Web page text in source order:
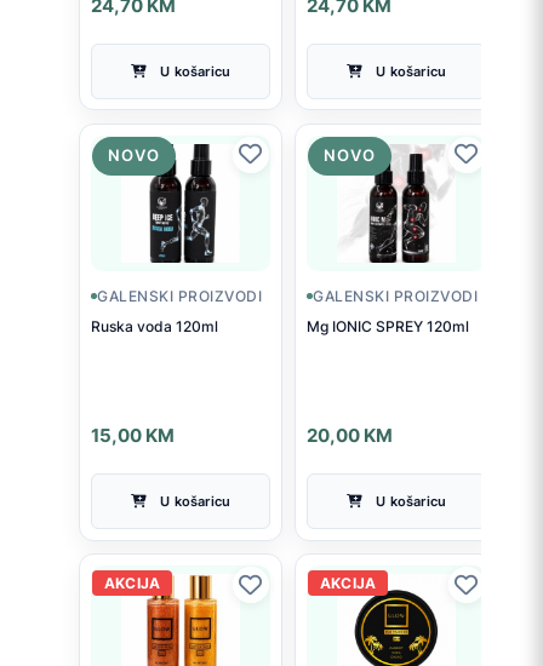
24,70 KM
U košaricu
24,70 KM
U košaricu
NOVO
GALENSKI PROIZVODI
Ruska voda 120ml
15,00 KM
U košaricu
NOVO
GALENSKI PROIZVODI
Mg IONIC SPREY 120ml
20,00 KM
U košaricu
AKCIJA AKCIJA